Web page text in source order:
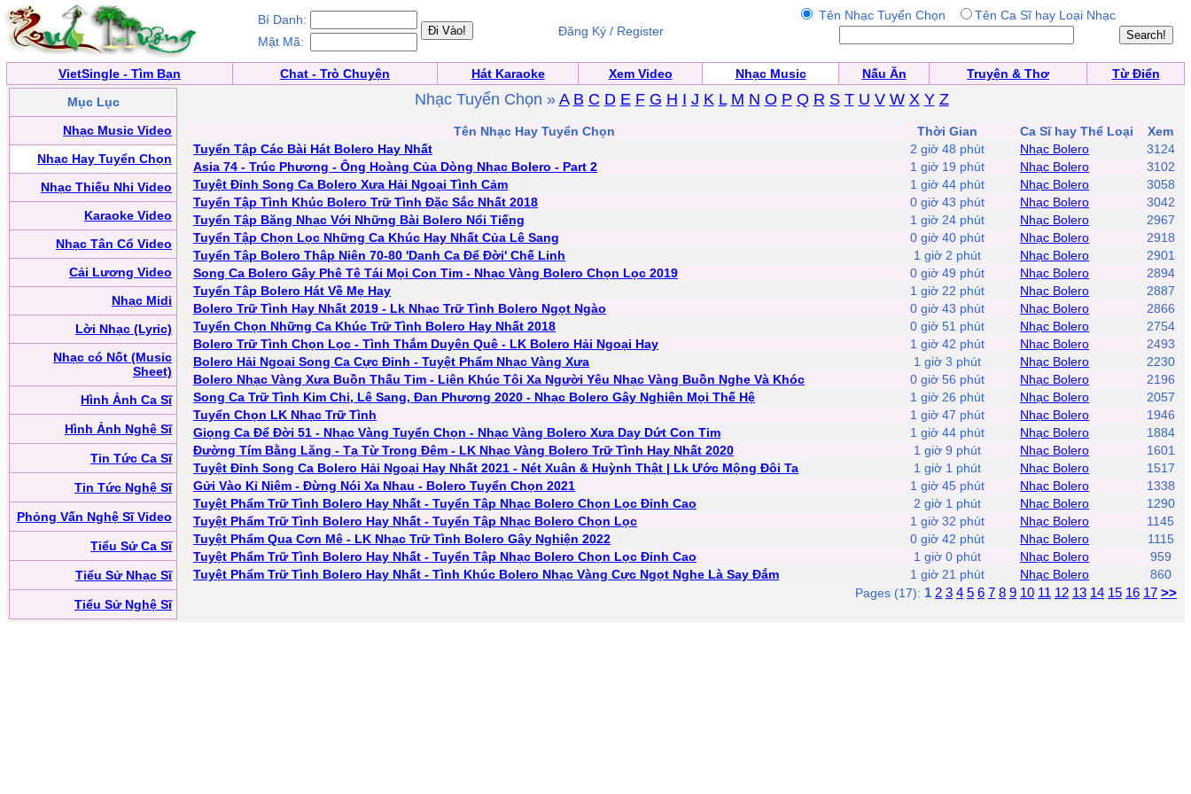
Bí Danh:
Mật Mã:
Đăng Ký / Register
Tên Nhạc Tuyển Chọn Tên Ca Sĩ hay Loại Nhạc
VietSingle - Tìm Bạn Chat - Trò Chuyện Hát Karaoke Xem Video Nhạc Music Nấu Ăn Truyện & Thơ
Từ Điển
Mục Lục
Nhạc Music Video
Nhạc Hay Tuyển Chọn
Nhạc Thiếu Nhi Video
Karaoke Video
Nhạc Tân Cổ Video
Cải Lương Video
Nhạc Midi
Lời Nhạc (Lyric)
Nhạc có Nốt (Music
Sheet)
Hình Ảnh Ca Sĩ
Hình Ảnh Nghệ Sĩ
Tin Tức Ca Sĩ
Tin Tức Nghệ Sĩ
Phỏng Vấn Nghệ Sĩ Video
Tiểu Sử Ca Sĩ
Tiểu Sử Nhạc Sĩ
Tiểu Sử Nghệ Sĩ
Nhạc Tuyển Chọn » A B C D E F G H I J K L M N O P Q R S T U V W X Y Z
Tên Nhạc Hay Tuyển Chọn Thời Gian Ca Sĩ hay Thể Loại
Xem
Tuyển Tập Các Bài Hát Bolero Hay Nhất
2 giờ 48 phút Nhạc Bolero
3124
Asia 74 - Trúc Phương - Ông Hoàng Của Dòng Nhạc Bolero - Part 2
1 giờ 19 phút Nhạc Bolero
3102
Tuyệt Đỉnh Song Ca Bolero Xưa Hải Ngoại Tình Cảm
1 giờ 44 phút Nhạc Bolero
3058
Tuyển Tập Tình Khúc Bolero Trữ Tình Đặc Sắc Nhất 2018
0 giờ 43 phút Nhạc Bolero
3042
Tuyển Tập Băng Nhạc Với Những Bài Bolero Nổi Tiếng
1 giờ 24 phút Nhạc Bolero
2967
Tuyển Tập Chọn Lọc Những Ca Khúc Hay Nhất Của Lê Sang
0 giờ 40 phút Nhạc Bolero
2918
Tuyển Tập Bolero Thâp Niên 70-80 'Danh Ca Để Đời' Chế Linh
1 giờ 2 phút Nhạc Bolero
2901
Song Ca Bolero Gây Phê Tê Tái Mọi Con Tim - Nhạc Vàng Bolero Chọn Lọc 2019
0 giờ 49 phút Nhạc Bolero
2894
Tuyển Tập Bolero Hát Về Mẹ Hay
1 giờ 22 phút Nhạc Bolero
2887
Bolero Trữ Tình Hay Nhất 2019 - Lk Nhạc Trữ Tình Bolero Ngọt Ngào
0 giờ 43 phút Nhạc Bolero
2866
Tuyển Chọn Những Ca Khúc Trữ Tình Bolero Hay Nhất 2018
0 giờ 51 phút Nhạc Bolero
2754
Bolero Trữ Tình Chọn Lọc - Tình Thắm Duyên Quê - LK Bolero Hải Ngoại Hay
1 giờ 42 phút Nhạc Bolero
2493
Bolero Hải Ngoại Song Ca Cực Đỉnh - Tuyệt Phẩm Nhạc Vàng Xưa
1 giờ 3 phút Nhạc Bolero
2230
Bolero Nhạc Vàng Xưa Buồn Thấu Tim - Liên Khúc Tôi Xa Người Yêu Nhạc Vàng Buồn Nghe Và Khóc
0 giờ 56 phút Nhạc Bolero
2196
Song Ca Trữ Tình Kim Chi, Lê Sang, Đan Phương 2020 - Nhạc Bolero Gây Nghiện Mọi Thế Hệ
1 giờ 26 phút Nhạc Bolero
2057
Tuyển Chọn LK Nhạc Trữ Tình
1 giờ 47 phút Nhạc Bolero
1946
Giọng Ca Để Đời 51 - Nhạc Vàng Tuyển Chọn - Nhạc Vàng Bolero Xưa Day Dứt Con Tim
1 giờ 44 phút Nhạc Bolero
1884
Đường Tím Bằng Lăng - Tạ Từ Trong Đêm - LK Nhạc Vàng Bolero Trữ Tình Hay Nhất 2020
1 giờ 9 phút Nhạc Bolero
1601
Tuyệt Đỉnh Song Ca Bolero Hải Ngoại Hay Nhất 2021 - Nét Xuân & Huỳnh Thật | Lk Ước Mộng Đôi Ta
1 giờ 1 phút Nhạc Bolero
1517
Gửi Vào Kỉ Niệm - Đừng Nói Xa Nhau - Bolero Tuyển Chọn 2021
1 giờ 45 phút Nhạc Bolero
1338
Tuyệt Phẩm Trữ Tình Bolero Hay Nhất - Tuyển Tập Nhạc Bolero Chọn Lọc Đỉnh Cao
2 giờ 1 phút Nhạc Bolero
1290
Tuyệt Phẩm Trữ Tình Bolero Hay Nhất - Tuyển Tập Nhạc Bolero Chọn Lọc
1 giờ 32 phút Nhạc Bolero
1145
Tuyệt Phẩm Qua Cơn Mê - LK Nhạc Trữ Tình Bolero Gây Nghiện 2022
0 giờ 42 phút Nhạc Bolero
1115
Tuyệt Phẩm Trữ Tình Bolero Hay Nhất - Tuyển Tập Nhạc Bolero Chọn Lọc Đỉnh Cao
1 giờ 0 phút Nhạc Bolero
959
Tuyệt Phẩm Trữ Tình Bolero Hay Nhất - Tình Khúc Bolero Nhạc Vàng Cực Ngọt Nghe Là Say Đắm
1 giờ 21 phút Nhạc Bolero
860
Pages (17): 1 2 3 4 5 6 7 8 9 10 11 12 13 14 15 16 17 >>